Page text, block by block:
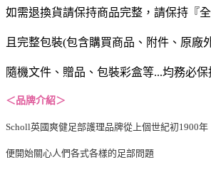
如需退換貨請保持商品完整，請保持『
且完整包裝(包含購買商品、附件、原廠
隨機文件、贈品、包裝彩盒等...均務必
＜品牌介紹＞
Scholl英國爽健足部護理品牌從上個世紀初1900年
便開始關心人們各式各樣的足部問題